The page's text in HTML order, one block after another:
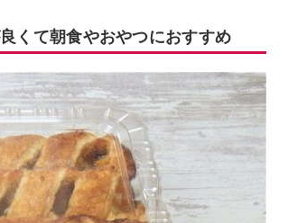
くて朝食やおやつにおすすめ